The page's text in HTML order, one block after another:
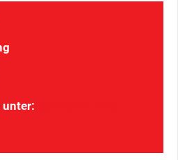
unter: